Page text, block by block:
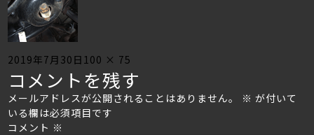
Posted
on
2019年7月30日 Full
size
100 × 75
コメントを残す
メールアドレスが公開されることはありません。 ※ が付いて
いる欄は必須項目です
コメント ※